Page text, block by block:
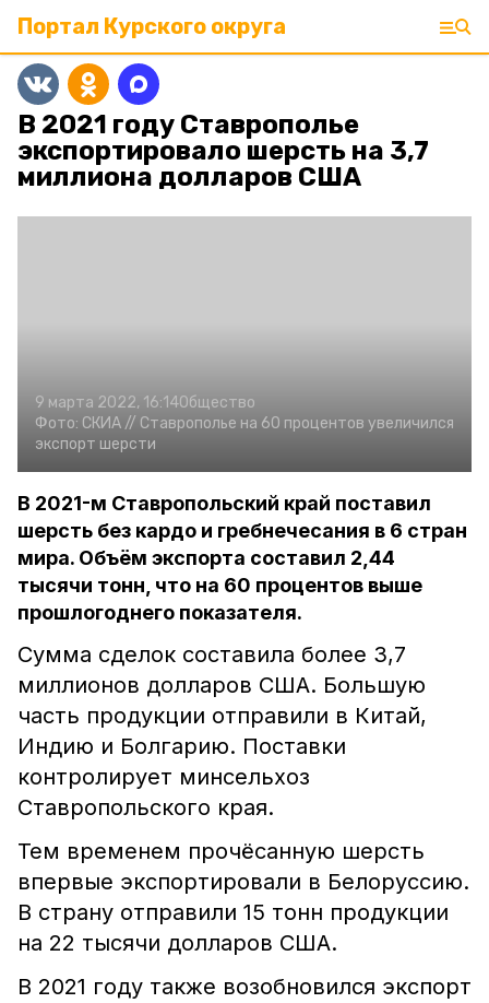
Портал Курского округа
В 2021 году Ставрополье
экспортировало шерсть на 3,7
миллиона долларов США
9 марта 2022, 16:14Общество
Фото: СКИА // Ставрополье на 60 процентов увеличился
экспорт шерсти
В 2021-м Ставропольский край поставил
шерсть без кардо и гребнечесания в 6 стран
мира. Объём экспорта составил 2,44
тысячи тонн, что на 60 процентов выше
прошлогоднего показателя.
Сумма сделок составила более 3,7
миллионов долларов США. Большую
часть продукции отправили в Китай,
Индию и Болгарию. Поставки
контролирует минсельхоз
Ставропольского края.
Тем временем прочёсанную шерсть
впервые экспортировали в Белоруссию.
В страну отправили 15 тонн продукции
на 22 тысячи долларов США.
В 2021 году также возобновился экспорт